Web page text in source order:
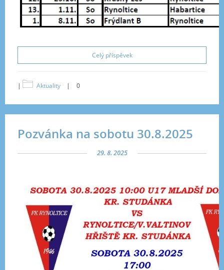
Celý příspěvek
| Aktuality | 0
Pozvánka na sobotu 30.8.2025
29. 8. 2025